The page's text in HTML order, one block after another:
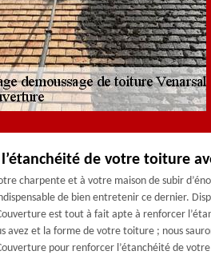
de votre toiture
charpente et à votre maison de subir
de bien entretenir ce dernier.
est tout à fait apte à renforcer
avez et la forme de votre toiture ; nous
pour renforcer l’étanchéité de